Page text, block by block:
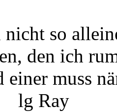
nicht so
den ich
einer muss
lg Ray